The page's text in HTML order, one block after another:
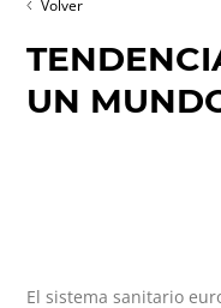
Volver
UN
El sistema sanitario